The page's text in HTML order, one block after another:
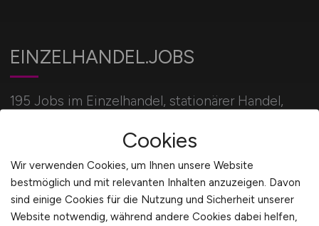
EINZELHANDEL.JOBS
195 Jobs im Einzelhandel, stationärer Handel,
Für Arbeitgeber
Cookies
Wir verwenden Cookies, um Ihnen unsere Website
bestmöglich und mit relevanten Inhalten anzuzeigen. Davon
sind einige Cookies für die Nutzung und Sicherheit unserer
Website notwendig, während andere Cookies dabei helfen,